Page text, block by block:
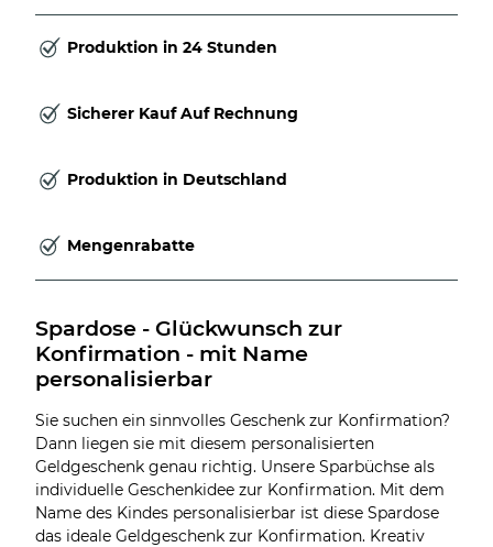
Produktion in 24 Stunden
Sicherer Kauf Auf Rechnung
Produktion in Deutschland
Mengenrabatte
Spardose - Glückwunsch zur
Konfirmation - mit Name
personalisierbar
Sie suchen ein sinnvolles Geschenk zur Konfirmation?
Dann liegen sie mit diesem personalisierten
Geldgeschenk genau richtig. Unsere Sparbüchse als
individuelle Geschenkidee zur Konfirmation. Mit dem
Name des Kindes personalisierbar ist diese Spardose
das ideale Geldgeschenk zur Konfirmation. Kreativ